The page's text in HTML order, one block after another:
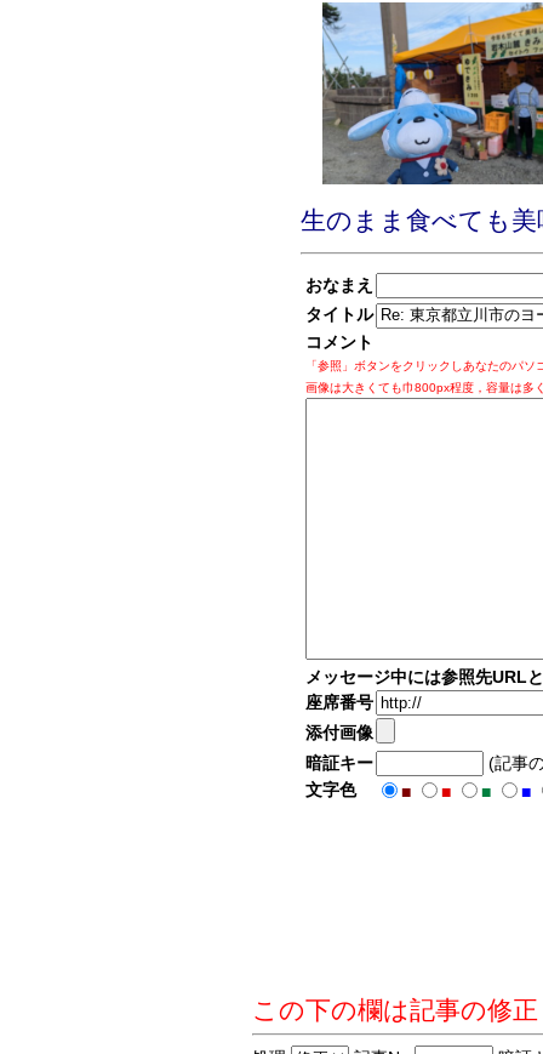
生のまま食べても
おなまえ
タイトル
コメント
「参照」ボタンをクリックしあなたのパ
画像は大きくても巾800px程度，容量は多
メッセージ中には参照先URL
座席番号
添付画像
暗証キー
(記事
文字色
■ ■ ■ ■
この下の欄は記事の修